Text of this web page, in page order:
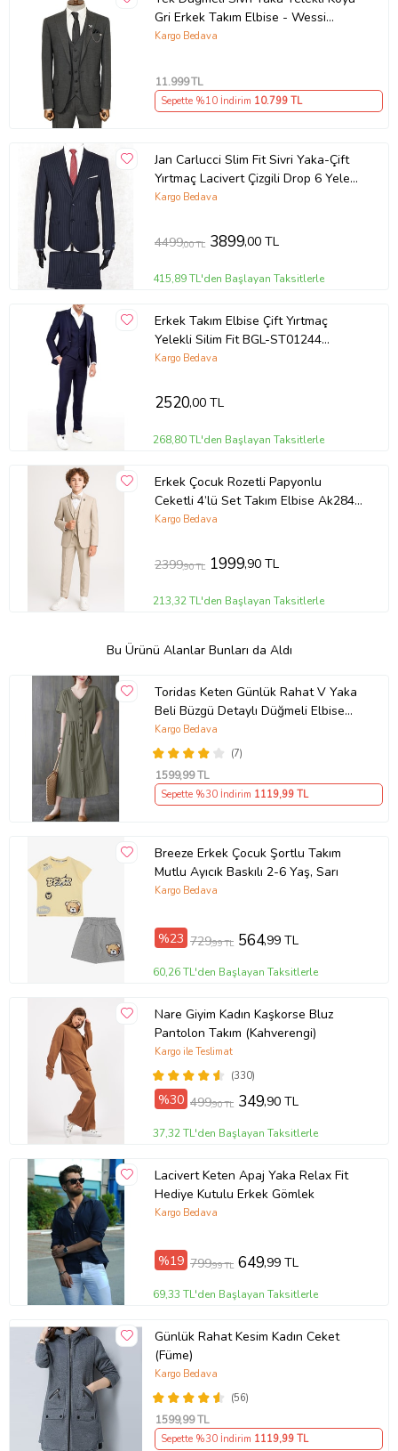
Gri Erkek Takım Elbise - Wessi
(Antrasit)
Kargo Bedava
11.999TL
Sepette %10 İndirim 10.799TL
Jan Carlucci Slim Fit Sivri Yaka-Çift
Yırtmaç Lacivert Çizgili Drop 6 Yelekli
Takım Elbise
Kargo Bedava
4499,00 TL 3899,00 TL
415,89 TL'den Başlayan Taksitlerle
Erkek Takım Elbise Çift Yırtmaç
Yelekli Silim Fit BGL-ST01244
(Lacivert)
Kargo Bedava
2520,00 TL
268,80 TL'den Başlayan Taksitlerle
Erkek Çocuk Rozetli Papyonlu
Ceketli 4’lü Set Takım Elbise Ak2840
(Bej)
Kargo Bedava
2399,90 TL 1999,90 TL
213,32 TL'den Başlayan Taksitlerle
Bu Ürünü Alanlar Bunları da Aldı
Toridas Keten Günlük Rahat V Yaka
Beli Büzgü Detaylı Düğmeli Elbise
LN04haki3
(7)
Kargo Bedava
1599,99 TL
Sepette %30 İndirim 1119,99 TL
Breeze Erkek Çocuk Şortlu Takım
Mutlu Ayıcık Baskılı 2-6 Yaş, Sarı
Kargo Bedava
%23 729,99 TL 564,99 TL
60,26 TL'den Başlayan Taksitlerle
Nare Giyim Kadın Kaşkorse Bluz
Pantolon Takım (Kahverengi)
(330)
Kargo ile Teslimat
%30 499,90 TL 349,90 TL
37,32 TL'den Başlayan Taksitlerle
Lacivert Keten Apaj Yaka Relax Fit
Hediye Kutulu Erkek Gömlek
Kargo Bedava
%19 799,99 TL 649,99 TL
69,33 TL'den Başlayan Taksitlerle
Günlük Rahat Kesim Kadın Ceket
(Füme)
(56)
Kargo Bedava
1599,99 TL
Sepette %30 İndirim 1119,99 TL